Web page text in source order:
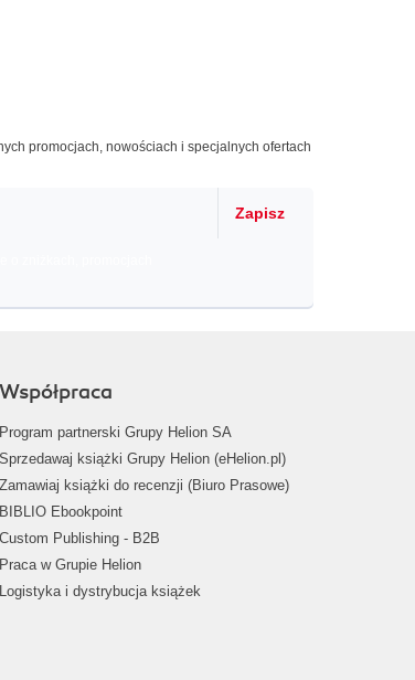
promocjach, nowościach i specjalnych ofertach
Zapisz
Współpraca
Program partnerski Grupy Helion SA
Sprzedawaj książki Grupy Helion (eHelion.pl)
Zamawiaj książki do recenzji (Biuro Prasowe)
BIBLIO Ebookpoint
Custom Publishing - B2B
Praca w Grupie Helion
Logistyka i dystrybucja książek